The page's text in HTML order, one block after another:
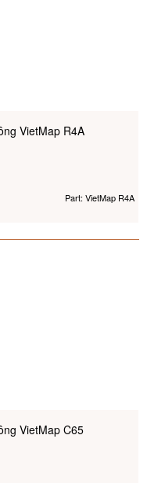
VietMap R4A
Part: VietMap R4A
VietMap C65